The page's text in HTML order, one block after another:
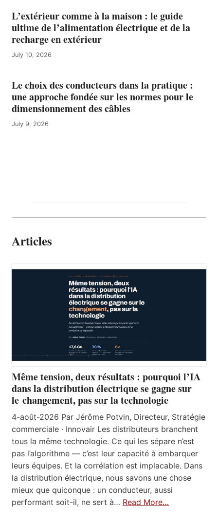
L’extérieur comme à la maison : le guide
ultime de l’alimentation électrique et de la
recharge en extérieur
July 10, 2026
Le choix des conducteurs dans la pratique :
une approche fondée sur les normes pour le
dimensionnement des câbles
July 9, 2026
Articles
Même tension, deux résultats : pourquoi l’IA
dans la distribution électrique se gagne sur
le changement, pas sur la technologie
4-août-2026 Par Jérôme Potvin, Directeur, Stratégie
commerciale · Innovair Les distributeurs branchent
tous la même technologie. Ce qui les sépare n’est
pas l’algorithme — c’est leur capacité à embarquer
leurs équipes. Et la corrélation est implacable. Dans
la distribution électrique, nous savons une chose
mieux que quiconque : un conducteur, aussi
performant soit-il, ne sert à… Read More…